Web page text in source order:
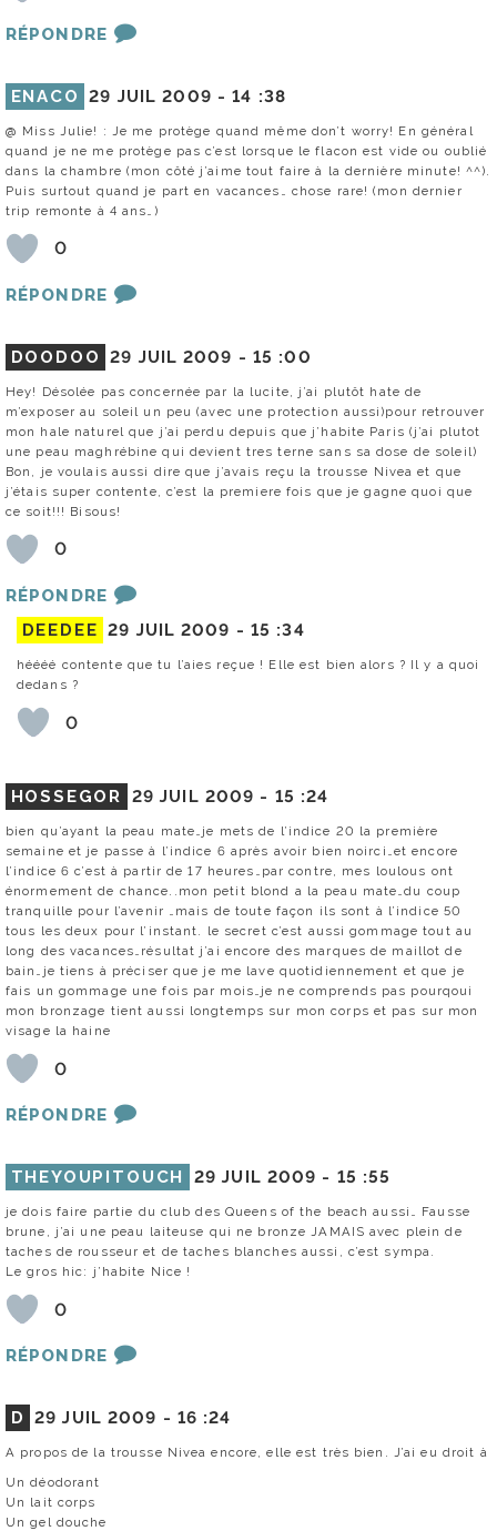
RÉPONDRE
ENACO 29 JUIL 2009 -14 :38
@ Miss Julie! : Je me protège quand même don’t worry! En général
quand je ne me protège pas c’est lorsque le flacon est vide ou oublié
dans la chambre (mon côté j’aime tout faire à la dernière minute! ^^).
Puis surtout quand je part en vacances… chose rare! (mon dernier
trip remonte à 4 ans…)
0
RÉPONDRE
DOODOO 29 JUIL 2009 - 15 :00
Hey! Désolée pas concernée par la lucite, j’ai plutôt hate de
m’exposer au soleil un peu (avec une protection aussi)pour retrouver
mon hale naturel que j’ai perdu depuis que j’habite Paris (j’ai plutot
une peau maghrébine qui devient tres terne sans sa dose de soleil)
Bon, je voulais aussi dire que j’avais reçu la trousse Nivea et que
j’étais super contente, c’est la premiere fois que je gagne quoi que
ce soit!!! Bisous!
0
RÉPONDRE
DEEDEE 29 JUIL 2009 - 15 :34
héééé contente que tu l’aies reçue ! Elle est bien alors ? Il y a quoi
dedans ?
0
HOSSEGOR 29 JUIL 2009 - 15 :24
bien qu’ayant la peau mate…je mets de l’indice 20 la première
semaine et je passe à l’indice 6 après avoir bien noirci…et encore
l’indice 6 c’est à partir de 17 heures…par contre, mes loulous ont
énormement de chance..mon petit blond a la peau mate…du coup
tranquille pour l’avenir …mais de toute façon ils sont à l’indice 50
tous les deux pour l’instant. le secret c’est aussi gommage tout au
long des vacances…résultat j’ai encore des marques de maillot de
bain…je tiens à préciser que je me lave quotidiennement et que je
fais un gommage une fois par mois…je ne comprends pas pourqoui
mon bronzage tient aussi longtemps sur mon corps et pas sur mon
visage la haine
0
RÉPONDRE
THEYOUPITOUCH 29 JUIL 2009 - 15 :55
je dois faire partie du club des Queens of the beach aussi… Fausse
brune, j’ai une peau laiteuse qui ne bronze JAMAIS avec plein de
taches de rousseur et de taches blanches aussi, c’est sympa.
Le gros hic: j’habite Nice !
0
RÉPONDRE
D 29 JUIL 2009 - 16 :24
A propos de la trousse Nivea encore, elle est très bien. J’ai eu droit à
Un déodorant
Un lait corps
Un gel douche